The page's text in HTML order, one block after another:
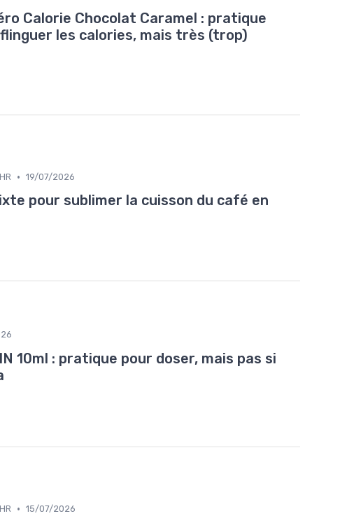
Calorie Chocolat Caramel : pratique
les calories, mais très (trop)
• 19/07/2026
pour sublimer la cuisson du café en
10ml : pratique pour doser, mais pas si
• 15/07/2026